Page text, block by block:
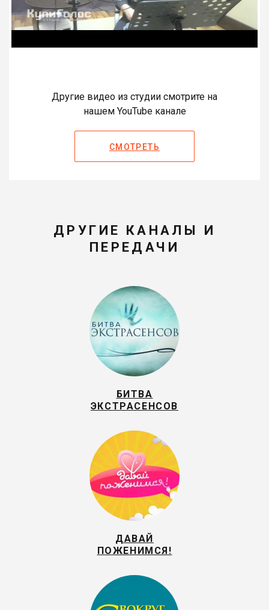
Другие видео из студии смотрите на
нашем YouTube канале
СМОТРЕТЬ
ДРУГИЕ КАНАЛЫ И
ПЕРЕДАЧИ
БИТВА
ЭКСТРАСЕНСОВ
ДАВАЙ
ПОЖЕНИМСЯ!